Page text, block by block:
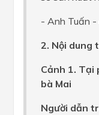
- Anh Tuấn -
2. Nội dung
Cảnh 1. Tại
bà Mai
Người dẫn